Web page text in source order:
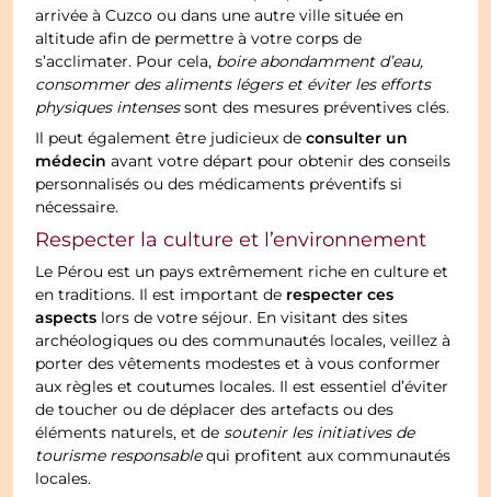
arrivée à Cuzco ou dans une autre ville située en
altitude afin de permettre à votre corps de
s’acclimater. Pour cela, boire abondamment d’eau,
consommer des aliments légers et éviter les efforts
physiques intensessont des mesures préventives clés.
Il peut également être judicieux deconsulter un
médecin avant votre départ pour obtenir des conseils
personnalisés ou des médicaments préventifs si
nécessaire.
Respecter la culture et l’environnement
Le Pérou est un pays extrêmement riche en culture et
en traditions. Il est important de respecter ces
aspects lors de votre séjour. En visitant des sites
archéologiques ou des communautés locales, veillez à
porter des vêtements modestes et à vous conformer
aux règles et coutumes locales. Il est essentiel d’éviter
de toucher ou de déplacer des artefacts ou des
éléments naturels, et desoutenir les initiatives de
tourisme responsablequi profitent aux communautés
locales.